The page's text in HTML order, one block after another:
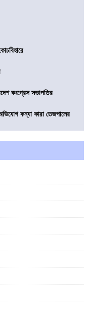
কংগ্রেস সভাপতির
কন্যা কারা তেজপালের